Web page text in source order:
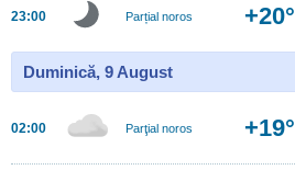
23:00 Parțial noros +20°
Duminică, 9 August
02:00 Parţial noros +19°